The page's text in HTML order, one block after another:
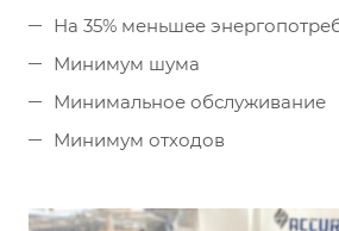
На 35% меньшее
Минимум шума
Минимальное обслуживание
Минимум отходов